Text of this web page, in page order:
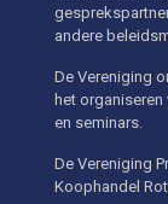
andere
De Vereniging
het
en seminars.
De Vereniging
Koophandel